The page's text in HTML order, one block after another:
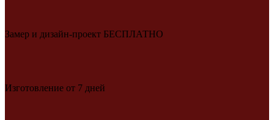
Замер и дизайн-проект БЕСПЛАТНО
Изготовление от 7 дней